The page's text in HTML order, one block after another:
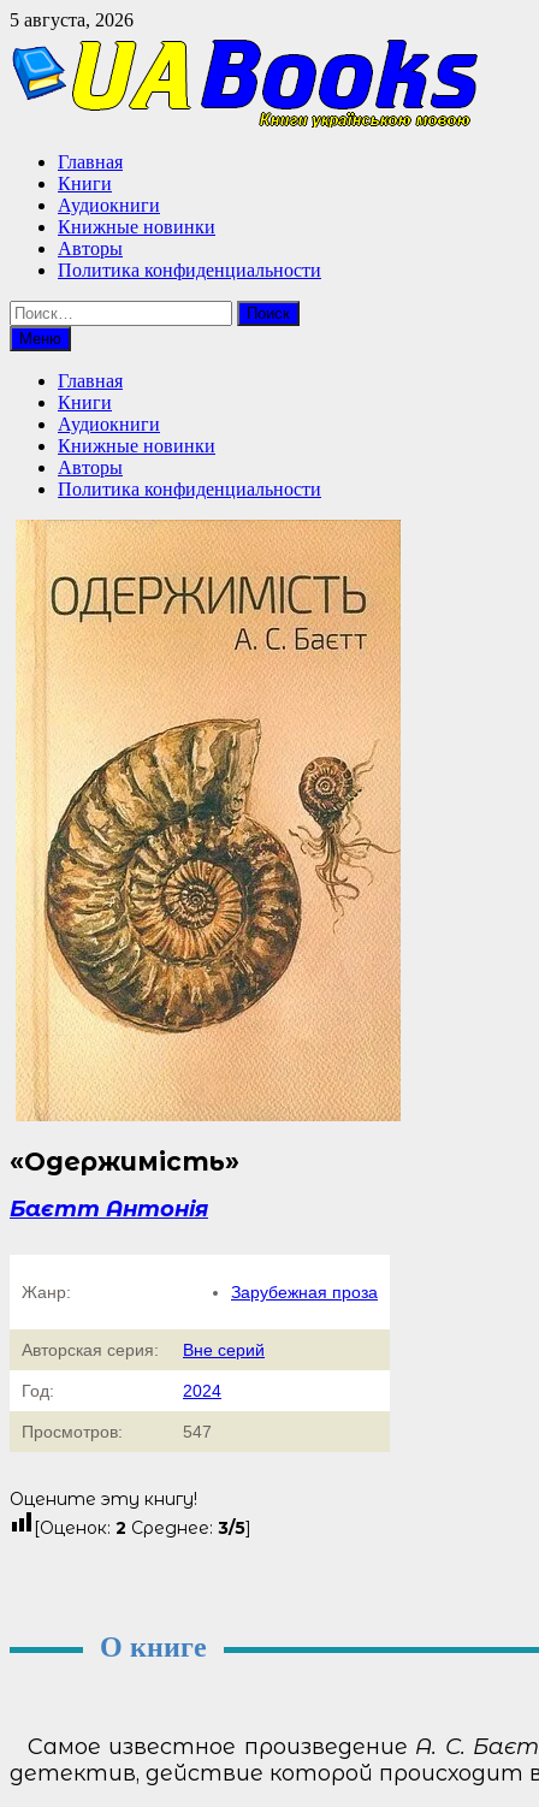
Перейти
содержимому
5 августа, 2026
Главная
Книги
Аудиокниги
Книжные новинки
Авторы
Политика конфиденциальности
Найти:
Меню
Главная
Книги
Аудиокниги
Книжные новинки
Авторы
Политика конфиденциальности
«Одержимість»
Баєтт Антонія
Жанр: Зарубежная проза
Авторская серия: Вне серий
Год: 2024
Просмотров: 547
Оцените эту книгу!
[Оценок: 2 Среднее: 3/5]
О книге
Самое известное произведение А. С.
детектив, действие которой происходит в